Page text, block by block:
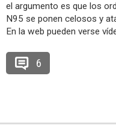
el argumento es que los
N95 se ponen celosos y
En la web pueden verse
6